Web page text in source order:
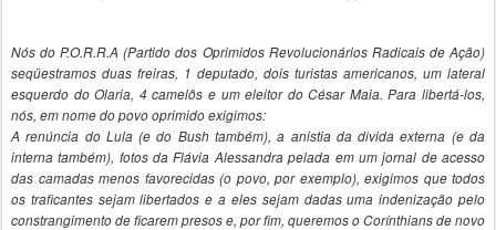
Nós do P.O.R.R.A (Partido dos Oprimidos Revolucionários Radicais de Ação)
seqüestramos duas freiras, 1 deputado, dois turistas americanos, um lateral
esquerdo do Olaria, 4 camelôs e um eleitor do César Maia. Para libertá-los,
nós, em nome do povo oprimido exigimos:
A renúncia do Lula (e do Bush também), a anistia da divida externa (e da
interna também), fotos da Flávia Alessandra pelada em um jornal de acesso
das camadas menos favorecidas (o povo, por exemplo), exigimos que todos
os traficantes sejam libertados e a eles sejam dadas uma indenização pelo
constrangimento de ficarem presos e, por fim, queremos o Corínthians de novo